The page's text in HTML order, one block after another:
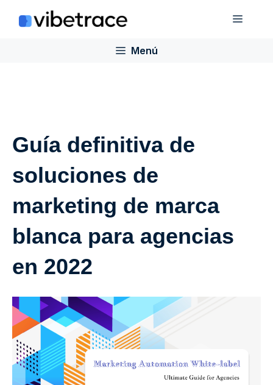
Menú
Menú
Guía definitiva de
soluciones de
marketing de marca
blanca para agencias
en 2022